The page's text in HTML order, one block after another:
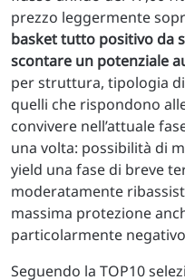
prezzo leggermente
basket tutto positivo da
scontare un potenziale
per struttura, tipologia
quelli che rispondono
convivere nell’attuale
una volta: possibilità di
yield una fase di breve
moderatamente
massima protezione
particolarmente
Seguendo la TOP10